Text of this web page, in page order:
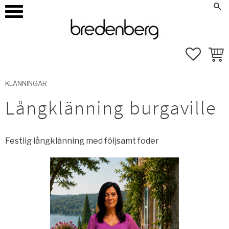
KLÄNNINGAR
Långklänning burgaville
Festlig långklänning med följsamt foder